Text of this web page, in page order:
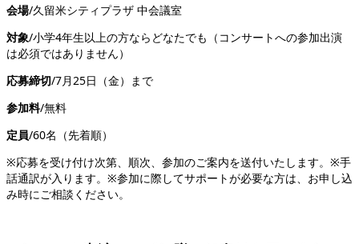
会場/久留米シティプラザ 中会議室
対象/小学4年生以上の方ならどなたでも（コンサートへの参加出演
は必須ではありません）
応募締切/7月25日（金）まで
参加料/無料
定員/60名（先着順）
※応募を受け付け次第、順次、参加のご案内を送付いたします。※手
話通訳が入ります。※参加に際してサポートが必要な方は、お申し込
み時にご相談ください。